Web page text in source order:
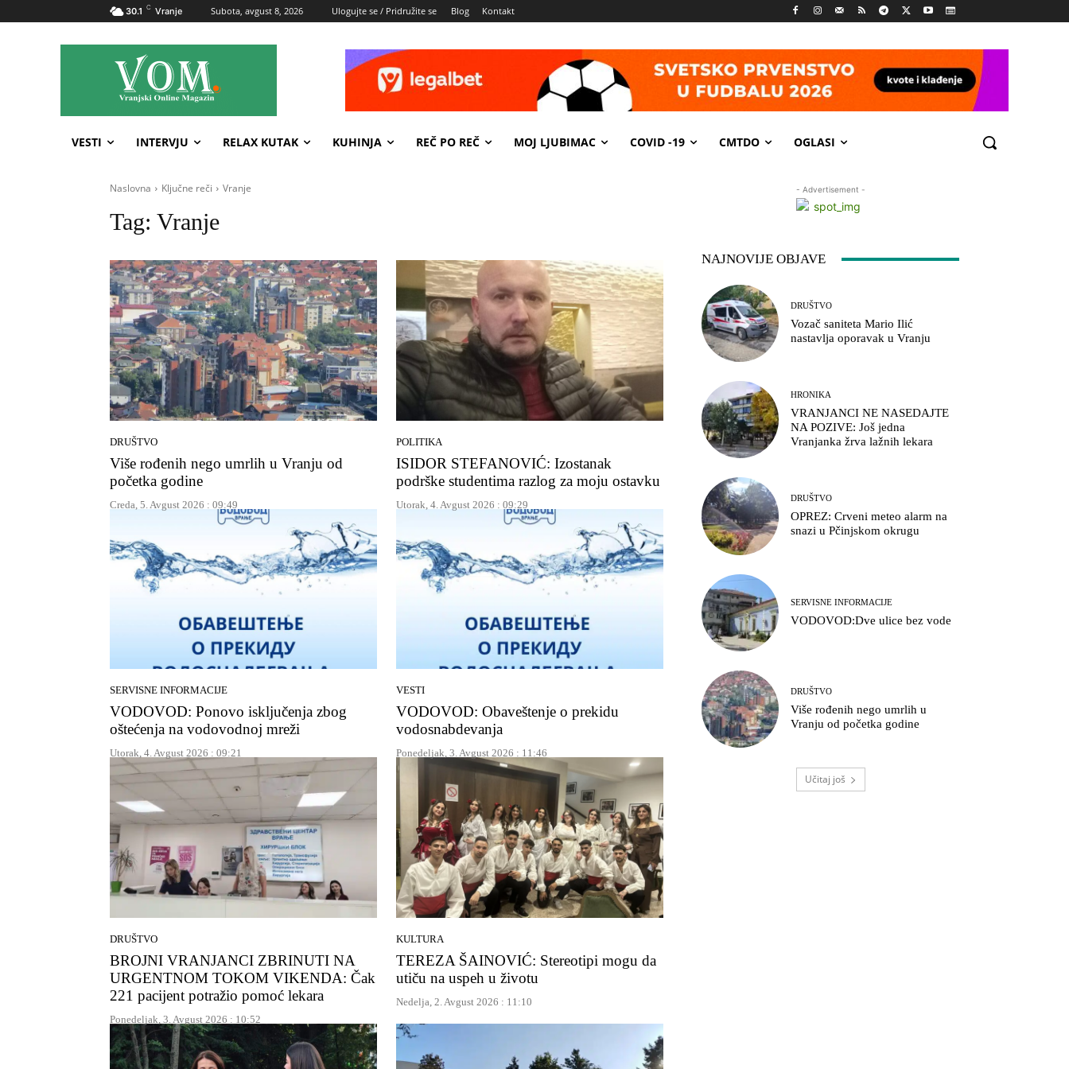
30.1 C Vranje Subota, avgust 8, 2026 Ulogujte se / Pridružite se Blog Kontakt
VESTI INTERVJU RELAX KUTAK KUHINJA REČ PO REČ MOJ LJUBIMAC COVID -19 CMTDO OGLASI
Naslovna Ključne reči Vranje
Tag: Vranje
DRUŠTVO
Više rođenih nego umrlih u Vranju od
početka godine
Creda, 5. Avgust 2026 : 09:49
POLITIKA
ISIDOR STEFANOVIĆ: Izostanak
podrške studentima razlog za moju ostavku
Utorak, 4. Avgust 2026 : 09:29
SERVISNE INFORMACIJE
VODOVOD: Ponovo isključenja zbog
oštećenja na vodovodnoj mreži
Utorak, 4. Avgust 2026 : 09:21
VESTI
VODOVOD: Obaveštenje o prekidu
vodosnabdevanja
Ponedeljak, 3. Avgust 2026 : 11:46
DRUŠTVO
BROJNI VRANJANCI ZBRINUTI NA
URGENTNOM TOKOM VIKENDA: Čak
221 pacijent potražio pomoć lekara
Ponedeljak, 3. Avgust 2026 : 10:52
KULTURA
TEREZA ŠAINOVIĆ: Stereotipi mogu da
utiču na uspeh u životu
Nedelja, 2. Avgust 2026 : 11:10
- Advertisement -
NAJNOVIJE OBJAVE
DRUŠTVO
Vozač saniteta Mario Ilić
nastavlja oporavak u Vranju
HRONIKA
VRANJANCI NE NASEDAJTE
NA POZIVE: Još jedna
Vranjanka žrva lažnih lekara
DRUŠTVO
OPREZ: Crveni meteo alarm na
snazi u Pčinjskom okrugu
SERVISNE INFORMACIJE
VODOVOD:Dve ulice bez vode
DRUŠTVO
Više rođenih nego umrlih u
Vranju od početka godine
Učitaj još